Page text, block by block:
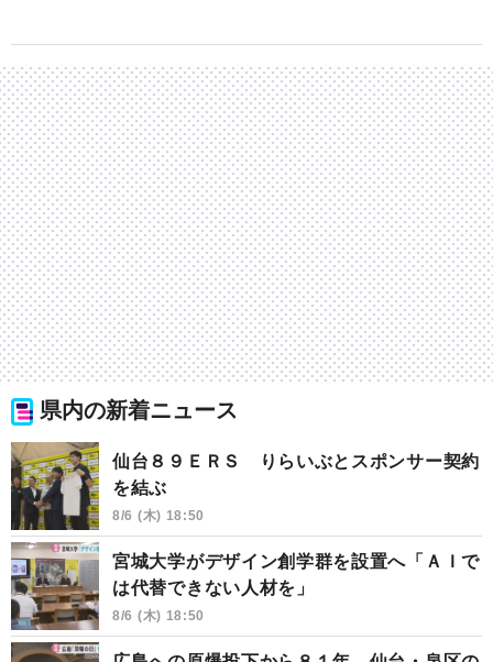
県内の新着ニュース
仙台８９ＥＲＳ りらいぶとスポンサー契約
を結ぶ
8/6 (木) 18:50
宮城大学がデザイン創学群を設置へ「ＡＩで
は代替できない人材を」
8/6 (木) 18:50